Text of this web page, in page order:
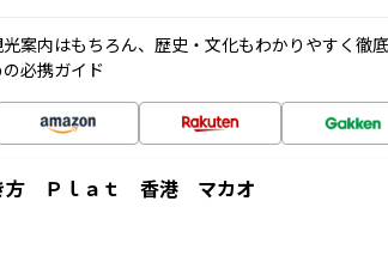
案内はもちろん、歴史・文化もわかりやすく
必携ガイド
方 Ｐｌａｔ 香港 マカオ